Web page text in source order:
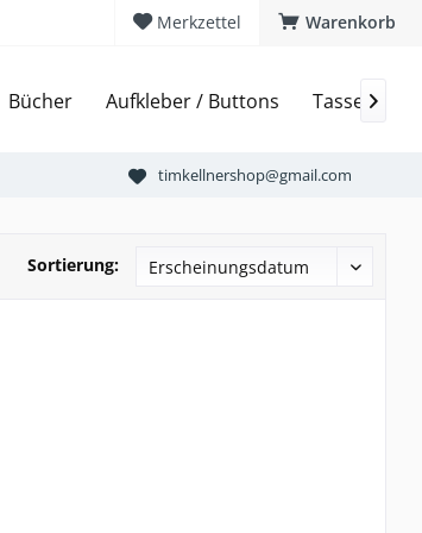
Warenkorb
Merkzettel
Bücher Aufkleber / Buttons Tassen &

timkellnershop@gmail.com
Sortierung: